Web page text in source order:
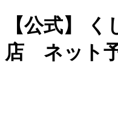
【公式】
店 ネット